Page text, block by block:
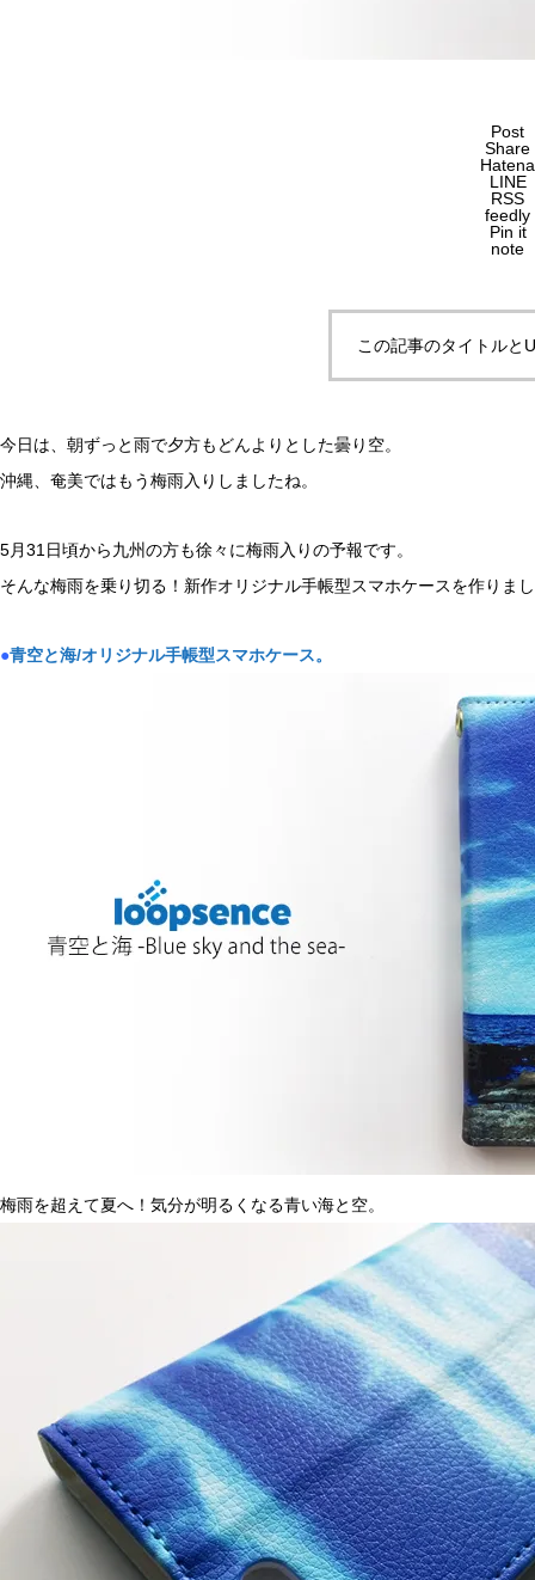
Post
Share
Hatena
LINE
RSS
feedly
Pin it
note
この記事のタイトルと
今日は、朝ずっと雨で夕方もどんよりとした曇り空。
沖縄、奄美ではもう梅雨入りしましたね。
5月31日頃から九州の方も徐々に梅雨入りの予報です。
そんな梅雨を乗り切る！新作オリジナル手帳型スマホケースを作りま
●青空と海/オリジナル手帳型スマホケース。
梅雨を超えて夏へ！気分が明るくなる青い海と空。